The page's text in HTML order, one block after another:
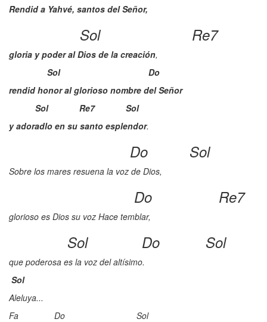
Blog
Radio
Videos
Rendid a Yahvé, santos del Señor,
Sol Re7
gloria y poder al Dios de la creación,
Sol
Do
rendid honor al glorioso nombre del Señor
Sol Re7 Sol
y adoradlo en su santo esplendor.
Do Sol
Sobre los mares resuena la voz de Dios,
Do Re7
glorioso es Dios su voz Hace temblar,
Sol Do Sol
que poderosa es la voz del altísimo.
Sol
Aleluya...
Fa Do Sol